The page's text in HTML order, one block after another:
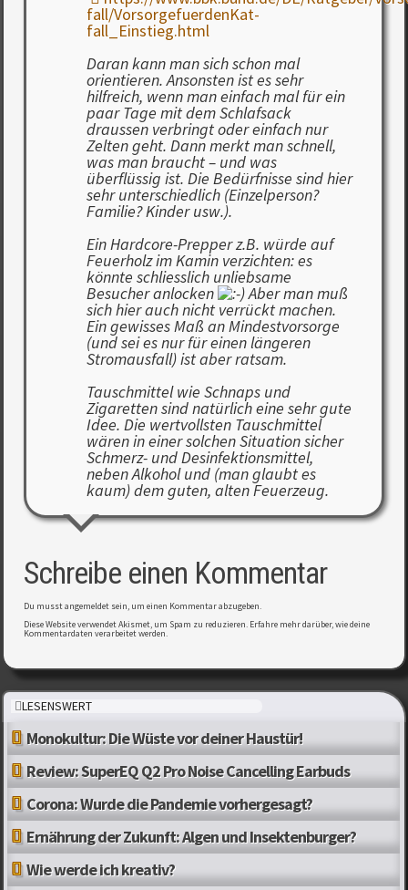
fall/VorsorgefuerdenKat-
fall_Einstieg.html
Daran kann man sich schon mal
orientieren. Ansonsten ist es sehr
hilfreich, wenn man einfach mal für ein
paar Tage mit dem Schlafsack
draussen verbringt oder einfach nur
Zelten geht. Dann merkt man schnell,
was man braucht – und was
überflüssig ist. Die Bedürfnisse sind hier
sehr unterschiedlich (Einzelperson?
Familie? Kinder usw.).
Ein Hardcore-Prepper z.B. würde auf
Feuerholz im Kamin verzichten: es
könnte schliesslich unliebsame
Besucher anlocken Aber man muß
sich hier auch nicht verrückt machen.
Ein gewisses Maß an Mindestvorsorge
(und sei es nur für einen längeren
Stromausfall) ist aber ratsam.
Tauschmittel wie Schnaps und
Zigaretten sind natürlich eine sehr gute
Idee. Die wertvollsten Tauschmittel
wären in einer solchen Situation sicher
Schmerz- und Desinfektionsmittel,
neben Alkohol und (man glaubt es
kaum) dem guten, alten Feuerzeug.
Schreibe einen Kommentar
Du musstangemeldet sein, um einen Kommentar abzugeben.
Diese Website verwendet Akismet, um Spam zu reduzieren. Erfahre mehr darüber, wie deine
Kommentardaten verarbeitet werden.
LESENSWERT
Monokultur: Die Wüste vor deiner Haustür!
Review: SuperEQ Q2 Pro Noise Cancelling Earbuds
Corona: Wurde die Pandemie vorhergesagt?
Ernährung der Zukunft: Algen und Insektenburger?
Wie werde ich kreativ?